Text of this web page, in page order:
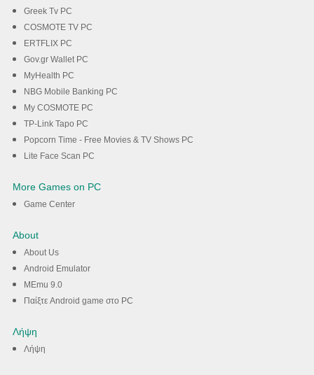
Greek Tv PC
COSMOTE TV PC
ERTFLIX PC
Gov.gr Wallet PC
MyHealth PC
NBG Mobile Banking PC
My COSMOTE PC
TP-Link Tapo PC
Popcorn Time - Free Movies & TV Shows PC
Lite Face Scan PC
More Games on PC
Game Center
About
About Us
Android Emulator
MEmu 9.0
Παίξτε Android game στο PC
Λήψη
Λήψη